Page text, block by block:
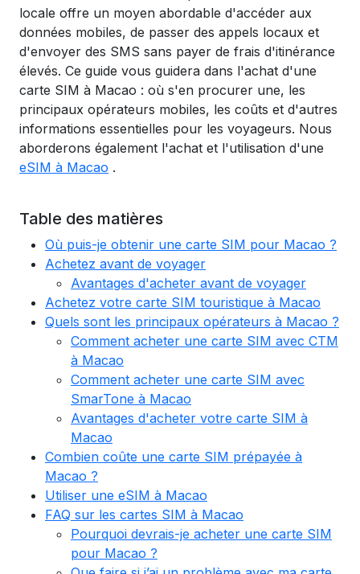
locale offre un moyen abordable d'accéder aux
données mobiles, de passer des appels locaux et
d'envoyer des SMS sans payer de frais d'itinérance
élevés. Ce guide vous guidera dans l'achat d'une
carte SIM à Macao : où s'en procurer une, les
principaux opérateurs mobiles, les coûts et d'autres
informations essentielles pour les voyageurs. Nous
aborderons également l'achat et l'utilisation d'une
eSIM à Macao .
Table des matières
Où puis-je obtenir une carte SIM pour Macao ?
Achetez avant de voyager
Avantages d'acheter avant de voyager
Achetez votre carte SIM touristique à Macao
Quels sont les principaux opérateurs à Macao ?
Comment acheter une carte SIM avec CTM
à Macao
Comment acheter une carte SIM avec
SmarTone à Macao
Avantages d'acheter votre carte SIM à
Macao
Combien coûte une carte SIM prépayée à
Macao ?
Utiliser une eSIM à Macao
FAQ sur les cartes SIM à Macao
Pourquoi devrais-je acheter une carte SIM
pour Macao ?